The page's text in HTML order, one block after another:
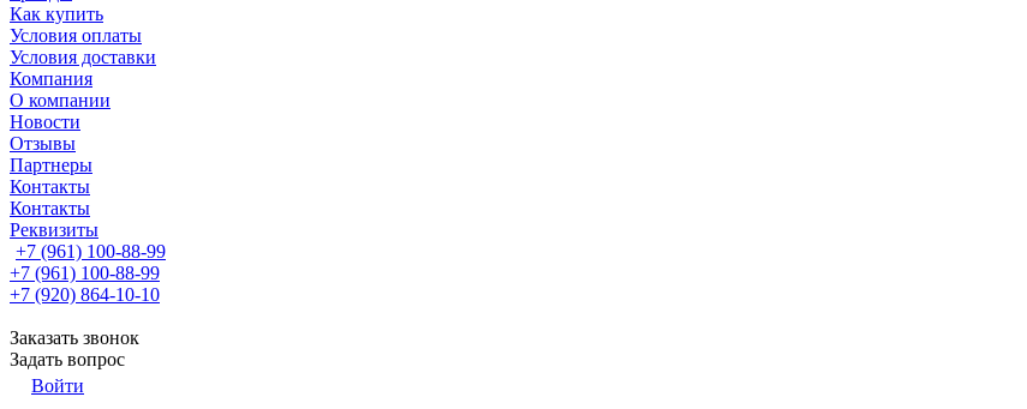
Как купить
Условия оплаты
Условия доставки
Компания
О компании
Новости
Отзывы
Партнеры
Контакты
Контакты
Реквизиты
+7 (961) 100-88-99
+7 (961) 100-88-99
+7 (920) 864-10-10
Заказать звонок
Задать вопрос
Войти